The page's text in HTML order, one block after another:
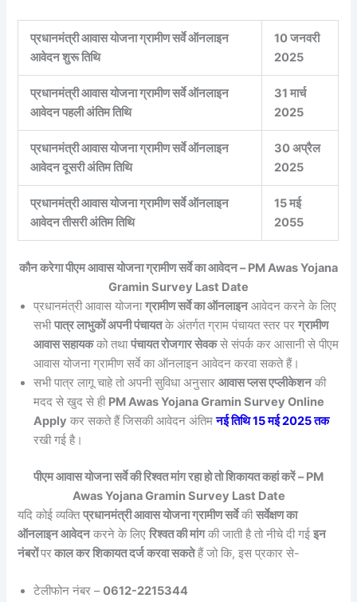
प्रधानमंत्री आवास योजना ग्रामीण सर्वे ऑनलाइन
आवेदन शुरू तिथि
10 जनवरी
2025
प्रधानमंत्री आवास योजना ग्रामीण सर्वे ऑनलाइन
आवेदन पहली अंतिम तिथि
31 मार्च
2025
प्रधानमंत्री आवास योजना ग्रामीण सर्वे ऑनलाइन
आवेदन दूसरी अंतिम तिथि
30 अप्रैल
2025
प्रधानमंत्री आवास योजना ग्रामीण सर्वे ऑनलाइन
आवेदन तीसरी अंतिम तिथि
15 मई
2055
कौन करेगा पीएम आवास योजना ग्रामीण सर्वे का आवेदन – PM Awas Yojana
Gramin Survey Last Date
प्रधानमंत्री आवास योजनाग्रामीण सर्वे का ऑनलाइनआवेदन करने के लिए
सभीपात्र लाभुकों अपनी पंचायतके अंतर्गत ग्राम पंचायत स्तर परग्रामीण
आवास सहायकको तथापंचायत रोजगार सेवकसे संपर्क कर आसानी से पीएम
आवास योजना ग्रामीण सर्वे का ऑनलाइन आवेदन करवा सकते हैं।
सभी पात्र लागू चाहे तो अपनी सुविधा अनुसारआवास प्लस एप्लीकेशनकी
मदद से खुद से ही PM Awas Yojana Gramin Survey Online
Apply कर सकते हैं जिसकी आवेदन अंतिमनई तिथि 15 मई 2025 तक
रखी गई है।
पीएम आवास योजना सर्वे की रिश्वत मांग रहा हो तो शिकायत कहां करें – PM
Awas Yojana Gramin Survey Last Date
यदि कोई व्यक्तिप्रधानमंत्री आवास योजना ग्रामीण सर्वेकीसर्वेक्षण का
ऑनलाइन आवेदनकरने के लिएरिश्वत की मांगकी जाती है तो नीचे दी गईइन
नंबरोंपरकाल कर शिकायत दर्ज करवा सकतेहैं जो कि, इस प्रकार से-
टेलीफोन नंबर –0612-2215344